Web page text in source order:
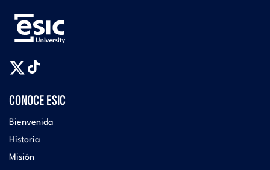
CONOCE ESIC
Bienvenida
Historia
Misión